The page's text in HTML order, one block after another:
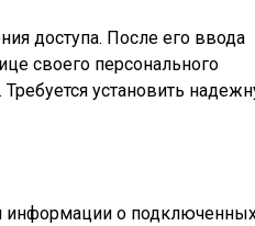
доступа. После его ввода
своего персонального
установить
информации о